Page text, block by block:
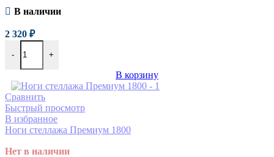
В наличии
2 320 ₽
- +
В корзину
Сравнить
Быстрый просмотр
В избранное
Ноги стеллажа Премиум 1800
Нет в наличии